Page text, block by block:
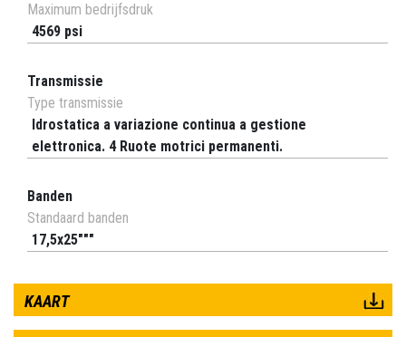
Maximum bedrijfsdruk
4569 psi
Transmissie
Type transmissie
Idrostatica a variazione continua a gestione
elettronica. 4 Ruote motrici permanenti.
Banden
Standaard banden
17,5x25"""
KAART